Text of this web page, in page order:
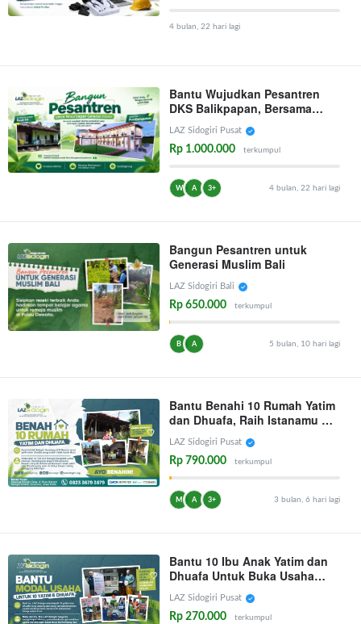
4 bulan, 22 hari lagi
Bantu Wujudkan Pesantren
DKS Balikpapan, Bersama
Raih Amal Keberkahan
LAZ Sidogiri Pusat
Rp 1.000.000 terkumpul
W A 3+ 4 bulan, 22 hari lagi
Bangun Pesantren untuk
Generasi Muslim Bali
LAZ Sidogiri Bali
Rp 650.000 terkumpul
B A 5 bulan, 10 hari lagi
Bantu Benahi 10 Rumah Yatim
dan Dhuafa, Raih Istanamu di
Surga
LAZ Sidogiri Pusat
Rp 790.000 terkumpul
M A 3+ 3 bulan, 6 hari lagi
Bantu 10 Ibu Anak Yatim dan
Dhuafa Untuk Buka Usaha
Kecil Mereka!
LAZ Sidogiri Pusat
Rp 270.000 terkumpul